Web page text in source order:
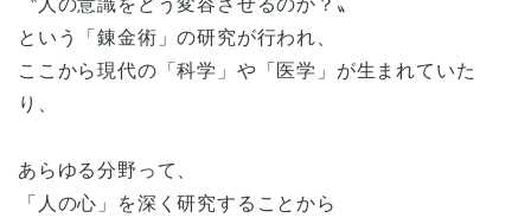
という「錬金術」の研究が行われ、
ここから現代の「科学」や「医学」が生まれていた
り、
あらゆる分野って、
「人の心」を深く研究することから